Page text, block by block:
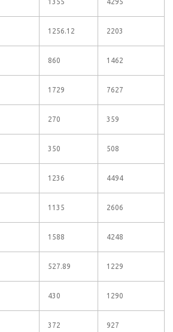
1256.12 2203
860 1462
1729 7627
270 359
350 508
1236 4494
1135 2606
1588 4248
527.89 1229
430 1290
372 927